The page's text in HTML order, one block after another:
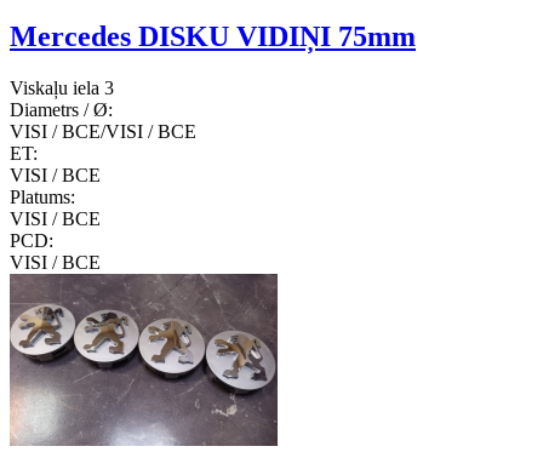
Mercedes DISKU VIDIŅI 75mm
Viskaļu iela 3
Diametrs / Ø:
VISI / ВСЕ/VISI / ВСЕ
ET:
VISI / ВСЕ
Platums:
VISI / ВСЕ
PCD:
VISI / ВСЕ